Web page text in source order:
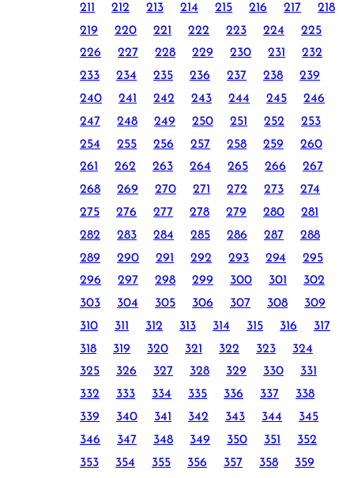
211
212 213 214 215 216 217
218
219
220 221 222 223 224
225
226
227 228 229 230 231
232
233
234 235 236 237 238
239
240
241 242 243 244 245
246
247
248 249 250 251 252
253
254
255 256 257 258 259
260
261
262 263 264 265 266
267
268
269 270 271 272 273
274
275
276 277 278 279 280
281
282
283 284 285 286 287
288
289
290 291 292 293 294
295
296
297 298 299 300 301
302
303
304 305 306 307 308
309
310
311 312 313 314 315 316
317
318
319 320 321 322 323
324
325
326 327 328 329 330
331
332
333 334 335 336 337
338
339
340 341 342 343 344
345
346
347 348 349 350 351
352
353
354 355 356 357 358
359